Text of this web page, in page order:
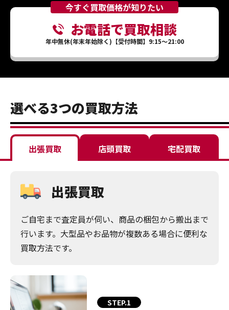
今すぐ買取価格が知りたい
お電話で買取相談
年中無休(年末年始除く)【受付時間】9:15～21:00
選べる3つの買取方法
出張買取 店頭買取 宅配買取
出張買取
ご自宅まで査定員が伺い、商品の梱包から搬出まで
行います。大型品やお品物が複数ある場合に便利な
買取方法です。
STEP.1